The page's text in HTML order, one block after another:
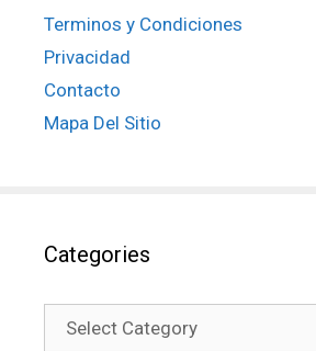
Terminos y Condiciones
Privacidad
Contacto
Mapa Del Sitio
Categories